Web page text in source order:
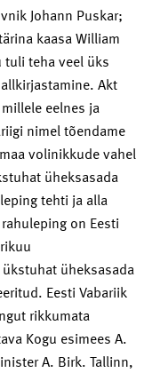
Johann Puskar;
kaasa William
tuli teha veel üks
Akt
eelnes ja
nimel tõendame
volinikkude vahel
üheksasada
tehti ja alla
on Eesti
üheksasada
Eesti Vabariik
rikkumata
Kogu esimees A.
A. Birk. Tallinn,